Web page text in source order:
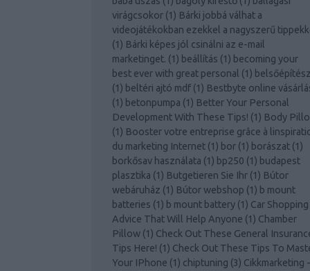
virágcsokor (1) Bárki jobbá válhat a
videojátékokban ezekkel a nagyszerű
(1) Bárki képes jól csinálni az e-mail
marketinget. (1) beállítás (1) becoming your
best ever with great personal (1) belsőépítész
(1) beltéri ajtó mdf (1) Bestbyte online
(1) betonpumpa (1) Better Your Personal
Development With These Tips! (1) Body
(1) Booster votre entreprise grâce à
du marketing Internet (1) bor (1) borászat (1)
borkősav használata (1) bp250 (1) budapest
plasztika (1) Butgetieren Sie Ihr (1) Bútor
webáruház (1) Bútor webshop (1) b mount
batteries (1) b mount battery (1) Car Shopping
Advice That Will Help Anyone (1) Chamber
Pillow (1) Check Out These General
Tips Here! (1) Check Out These Tips To
Your IPhone (1) chiptuning (3) Cikkmarketing -